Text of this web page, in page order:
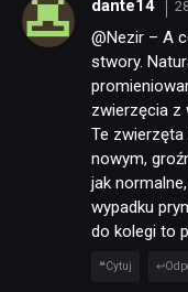
dante14
@Nezir – A
stwory.
zwierzęcia z
Te
nowym,
jak
wypadku
do kolegi to
Cytuj